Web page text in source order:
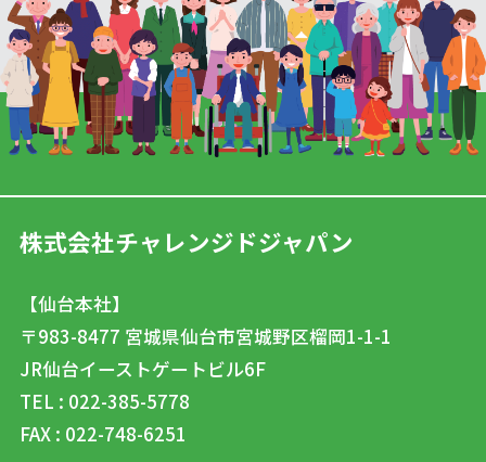
株式会社チャレンジドジャパン
【仙台本社】
〒983-8477 宮城県仙台市宮城野区榴岡1-1-1
JR仙台イーストゲートビル6F
TEL : 022-385-5778
FAX : 022-748-6251